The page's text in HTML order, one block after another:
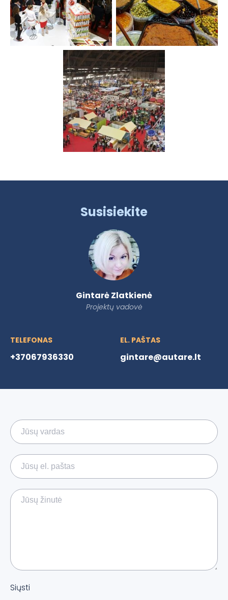
Susisiekite
Gintarė Zlatkienė
Projektų vadovė
TELEFONAS
+37067936330
EL. PAŠTAS
gintare@autare.lt
Siųsti